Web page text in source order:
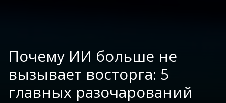
Почему ИИ больше не
вызывает восторга: 5
главных разочарований